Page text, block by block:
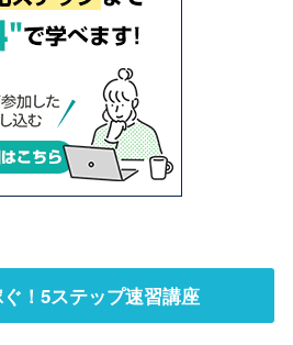
！5ステップ速習講座